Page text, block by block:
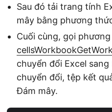
Sau đó tải trang tính
mây bằng phương
Cuối cùng, gọi
chuyển đổi Excel
chuyển đổi, tệp kết
Đám mây.